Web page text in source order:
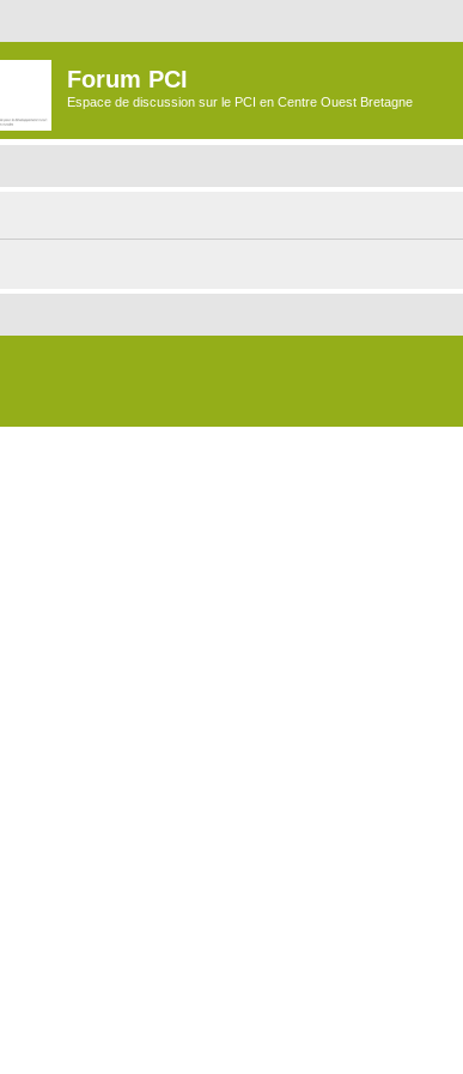
Forum PCI
Espace de discussion sur le PCI en Centre Ouest Bretagne